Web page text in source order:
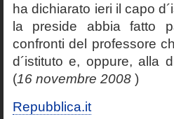
ha dichiarato ieri il capo
la preside abbia fatto
confronti del professore
d´istituto e, oppure, alla
(16 novembre 2008 )
Repubblica.it